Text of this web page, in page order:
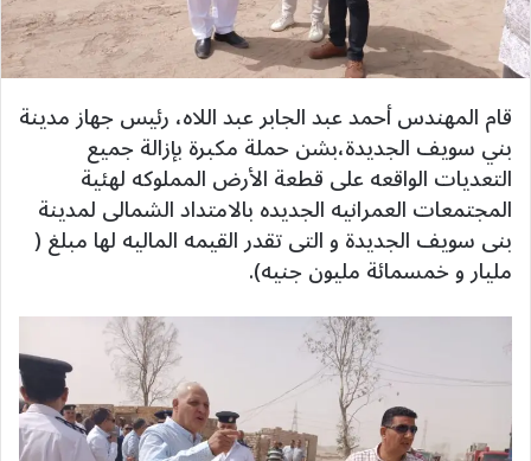
قام المهندس أحمد عبد الجابر عبد اللاه، رئيس جهاز مدينة
بني سويف الجديدة،بشن حملة مكبرة بإزالة جميع
التعديات الواقعه على قطعة الأرض المملوكه لهئية
المجتمعات العمرانيه الجديده بالامتداد الشمالى لمدينة
بنى سويف الجديدة و التى تقدر القيمه الماليه لها مبلغ (
مليار و خمسمائة مليون جنيه).